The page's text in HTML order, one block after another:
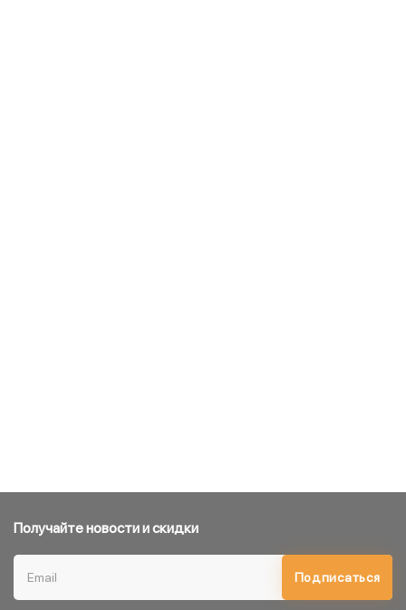
Получайте новости и скидки
Подписаться